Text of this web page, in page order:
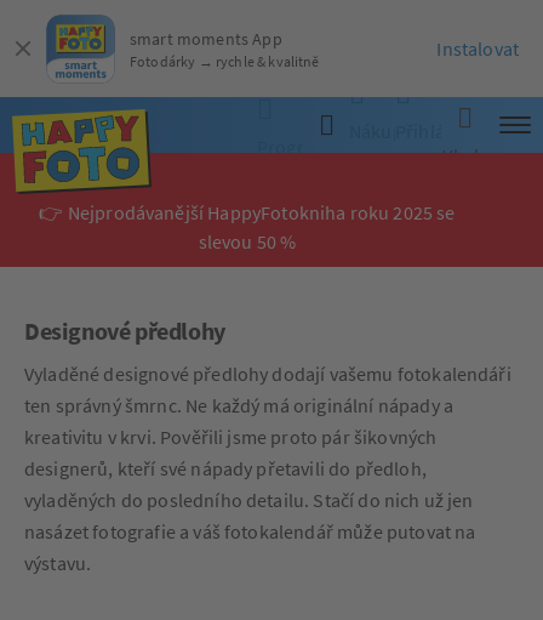
Přihlásit
Hledat
👉 Nejprodávanější HappyFotokniha roku 2025 se
slevou 50 %
Designové předlohy
Vyladěné designové předlohy dodají vašemu fotokalendáři
ten správný šmrnc. Ne každý má originální nápady a
kreativitu v krvi. Pověřili jsme proto pár šikovných
designerů, kteří své nápady přetavili do předloh,
vyladěných do posledního detailu. Stačí do nich už jen
nasázet fotografie a váš fotokalendář může putovat na
výstavu.
smart moments App
Fotodárky → rychle & kvalitně
Instalovat